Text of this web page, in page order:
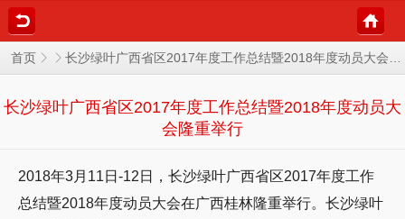
首页 长沙绿叶广西省区2017年度工作总结暨2018年度动员大会隆重举行
长沙绿叶广西省区2017年度工作总结暨2018年度动员大
会隆重举行
2018年3月11日-12日，长沙绿叶广西省区2017年度工作
总结暨2018年度动员大会在广西桂林隆重举行。长沙绿叶